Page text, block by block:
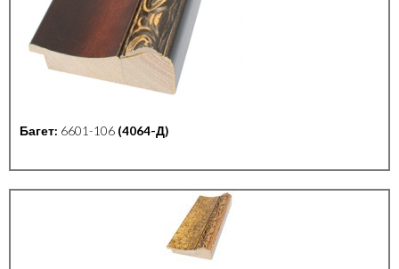
Багет: 6601-106 (4064-Д)